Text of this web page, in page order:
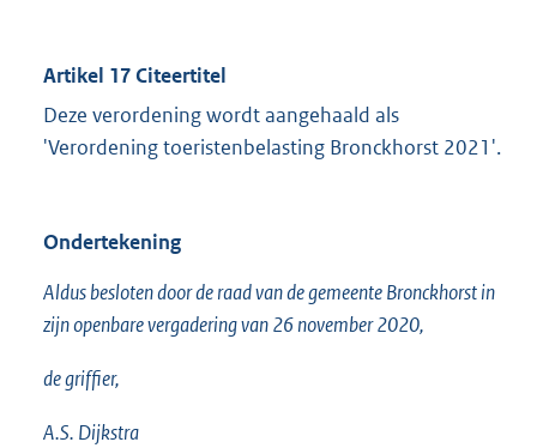
Artikel 17 Citeertitel
Deze verordening wordt aangehaald als
'Verordening toeristenbelasting Bronckhorst 2021'.
Ondertekening
Aldus besloten door de raad van de gemeente Bronckhorst in
zijn openbare vergadering van 26 november 2020,
de griffier,
A.S. Dijkstra